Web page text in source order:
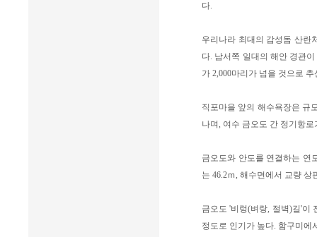
다.
우리나라 최대의 감성돔 산란
다. 남서쪽 일대의 해안 경관
가 2,000마리가 넘을 것으로 추
직포마을 앞의 해수욕장은 규
나며, 여수 금오도 간 정기항
금오도와 안도를 연결하는 연
는 46.2ｍ, 해수면에서 교량 상
금오도 '비렁(벼랑, 절벽)길'이
정도로 인기가 높다. 함구미에